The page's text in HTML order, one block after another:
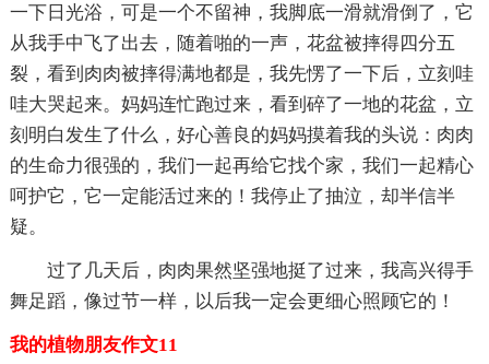
一下日光浴，可是一个不留神，我脚底一滑就滑倒了，它
从我手中飞了出去，随着啪的一声，花盆被摔得四分五
裂，看到肉肉被摔得满地都是，我先愣了一下后，立刻哇
哇大哭起来。妈妈连忙跑过来，看到碎了一地的花盆，立
刻明白发生了什么，好心善良的妈妈摸着我的头说：肉肉
的生命力很强的，我们一起再给它找个家，我们一起精心
呵护它，它一定能活过来的！我停止了抽泣，却半信半
疑。
过了几天后，肉肉果然坚强地挺了过来，我高兴得手
舞足蹈，像过节一样，以后我一定会更细心照顾它的！
我的植物朋友作文11